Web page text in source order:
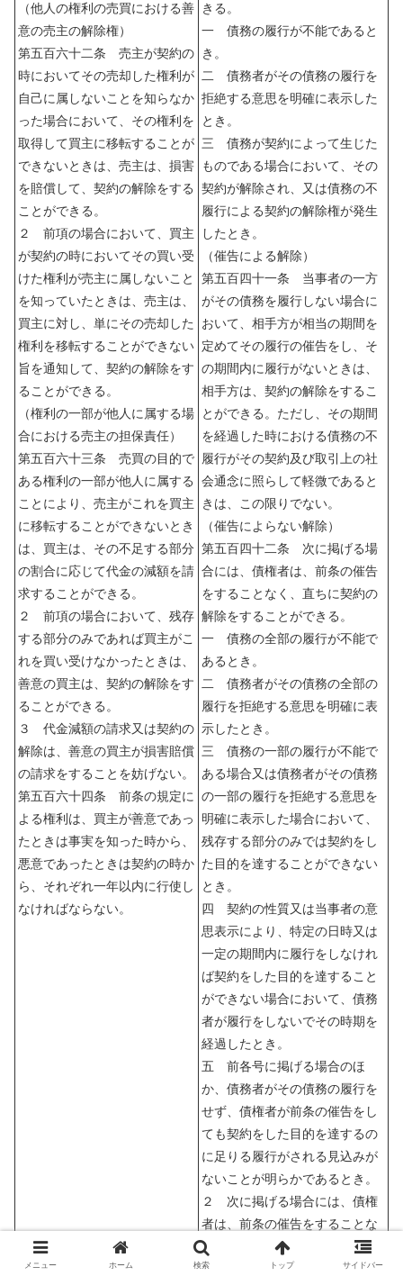
（他人の権利の売買における善
意の売主の解除権）
第五百六十二条 売主が契約の
時においてその売却した権利が
自己に属しないことを知らなか
った場合において、その権利を
取得して買主に移転することが
できないときは、売主は、損害
を賠償して、契約の解除をする
ことができる。
２ 前項の場合において、買主
が契約の時においてその買い受
けた権利が売主に属しないこと
を知っていたときは、売主は、
買主に対し、単にその売却した
権利を移転することができない
旨を通知して、契約の解除をす
ることができる。
（権利の一部が他人に属する場
合における売主の担保責任）
第五百六十三条 売買の目的で
ある権利の一部が他人に属する
ことにより、売主がこれを買主
に移転することができないとき
は、買主は、その不足する部分
の割合に応じて代金の減額を請
求することができる。
２ 前項の場合において、残存
する部分のみであれば買主がこ
れを買い受けなかったときは、
善意の買主は、契約の解除をす
ることができる。
３ 代金減額の請求又は契約の
解除は、善意の買主が損害賠償
の請求をすることを妨げない。
第五百六十四条 前条の規定に
よる権利は、買主が善意であっ
たときは事実を知った時から、
悪意であったときは契約の時か
ら、それぞれ一年以内に行使し
なければならない。
きる。
一 債務の履行が不能であると
き。
二 債務者がその債務の履行を
拒絶する意思を明確に表示した
とき。
三 債務が契約によって生じた
ものである場合において、その
契約が解除され、又は債務の不
履行による契約の解除権が発生
したとき。
（催告による解除）
第五百四十一条 当事者の一方
がその債務を履行しない場合に
おいて、相手方が相当の期間を
定めてその履行の催告をし、そ
の期間内に履行がないときは、
相手方は、契約の解除をするこ
とができる。ただし、その期間
を経過した時における債務の不
履行がその契約及び取引上の社
会通念に照らして軽微であると
きは、この限りでない。
（催告によらない解除）
第五百四十二条 次に掲げる場
合には、債権者は、前条の催告
をすることなく、直ちに契約の
解除をすることができる。
一 債務の全部の履行が不能で
あるとき。
二 債務者がその債務の全部の
履行を拒絶する意思を明確に表
示したとき。
三 債務の一部の履行が不能で
ある場合又は債務者がその債務
の一部の履行を拒絶する意思を
明確に表示した場合において、
残存する部分のみでは契約をし
た目的を達することができない
とき。
四 契約の性質又は当事者の意
思表示により、特定の日時又は
一定の期間内に履行をしなけれ
ば契約をした目的を達すること
ができない場合において、債務
者が履行をしないでその時期を
経過したとき。
五 前各号に掲げる場合のほ
か、債務者がその債務の履行を
せず、債権者が前条の催告をし
ても契約をした目的を達するの
に足りる履行がされる見込みが
ないことが明らかであるとき。
２ 次に掲げる場合には、債権
者は、前条の催告をすることな
く、直ちに契約の一部の解除を
することができる。
メニュー ホーム 検索 トップ サイドバー